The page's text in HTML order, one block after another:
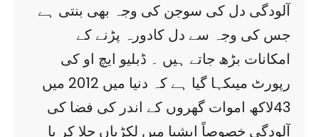
آلودگی دل کی سوجن کی وجہ بھی بنتی ہے
جس کی وجہ سے دل کادورہ پڑنے کے
امکانات بڑھ جاتے ہیں ۔ ڈبلیو ایچ او کی
رپورٹ میںکہا گیا ہے کہ دنیا میں 2012 میں
43لاکھ اموات گھروں کے اندر کی فضا کی
آلودگی خصوصاً ایشیا میں لکڑیاں جلا کر یا